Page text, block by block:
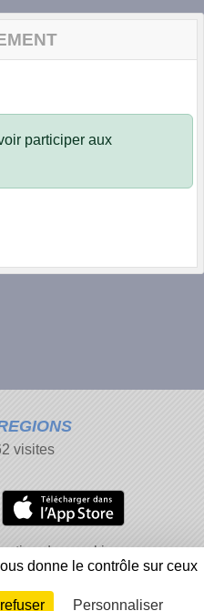
participer aux
visites
des cookies
un contenu inapproprié
Connexion
donne le contrôle sur ceux
Personnaliser